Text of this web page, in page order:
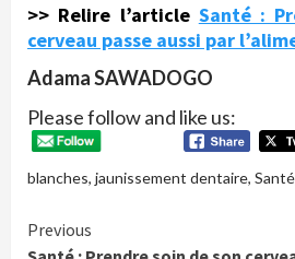
>> Relire l’article Santé :
cerveau passe aussi par
Adama SAWADOGO
Please follow and like us:
blanches, jaunissement dentaire, Santé
Continue
Previous